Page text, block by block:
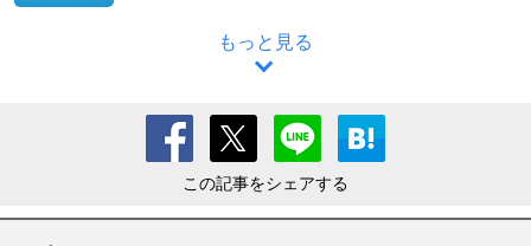
もっと見る
この記事をシェアする